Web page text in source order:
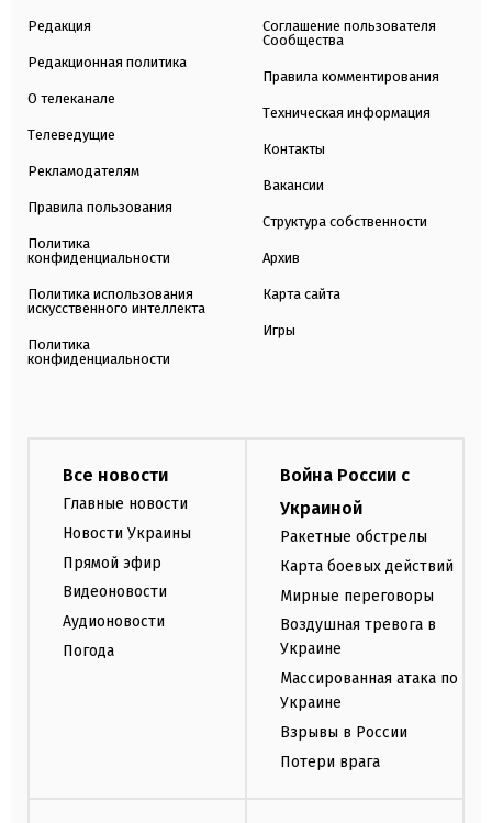
Редакция
Редакционная политика
О телеканале
Телеведущие
Рекламодателям
Правила пользования
Политика
конфиденциальности
Политика использования
искусственного интеллекта
Политика
конфиденциальности
Соглашение пользователя
Сообщества
Правила комментирования
Техническая информация
Контакты
Вакансии
Структура собственности
Архив
Карта сайта
Игры
Все новости
Главные новости
Новости Украины
Прямой эфир
Видеоновости
Аудионовости
Погода
Война России с
Украиной
Ракетные обстрелы
Карта боевых действий
Мирные переговоры
Воздушная тревога в
Украине
Массированная атака по
Украине
Взрывы в России
Потери врага